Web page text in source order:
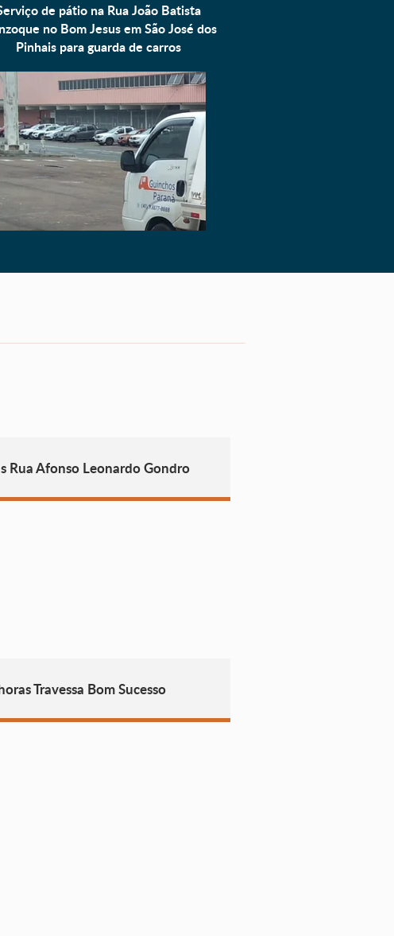
de pátio na Rua João Batista
no Bom Jesus em São José dos
Pinhais paraguarda de carros
Rua Afonso Leonardo Gondro
Travessa Bom Sucesso